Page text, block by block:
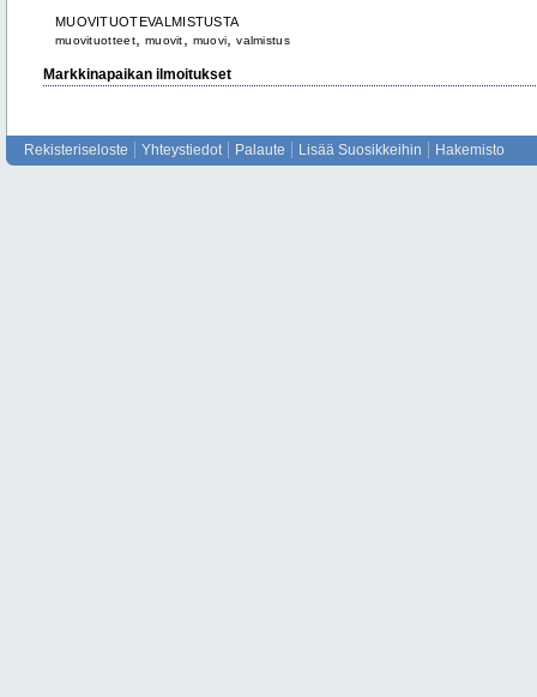
MUOVITUOTEVALMISTUSTA
muovituotteet, muovit muovi ,valmistus
Markkinapaikan ilmoitukset
Rekisteriseloste Yhteystiedot Palaute Lisää Suosikkeihin Hakemisto